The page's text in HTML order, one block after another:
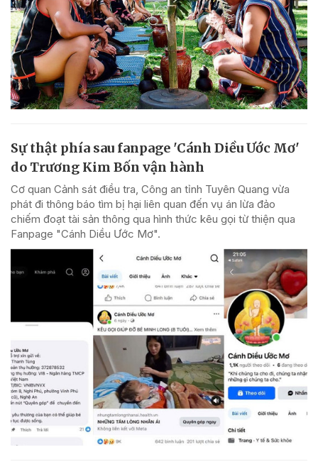
Sự thật phía sau fanpage 'Cánh Diều Ước Mơ'
do Trương Kim Bốn vận hành
Cơ quan Cảnh sát điều tra, Công an tỉnh Tuyên Quang vừa
phát đi thông báo tìm bị hại liên quan đến vụ án lừa đảo
chiếm đoạt tài sản thông qua hình thức kêu gọi từ thiện qua
Fanpage "Cánh Diều Ước Mơ".